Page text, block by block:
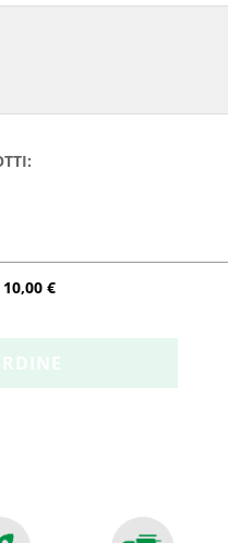
10,00 €